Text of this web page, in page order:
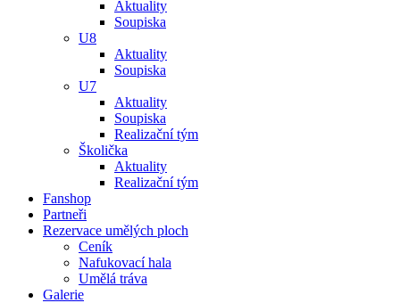
Aktuality
Soupiska
U8
Aktuality
Soupiska
U7
Aktuality
Soupiska
Realizační tým
Školička
Aktuality
Realizační tým
Fanshop
Partneři
Rezervace umělých ploch
Ceník
Nafukovací hala
Umělá tráva
Galerie